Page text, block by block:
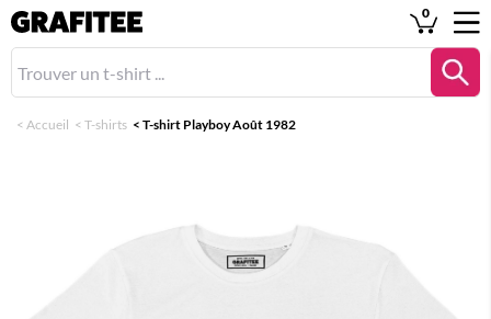
0
< Accueil < T-shirts < T-shirt Playboy Août 1982